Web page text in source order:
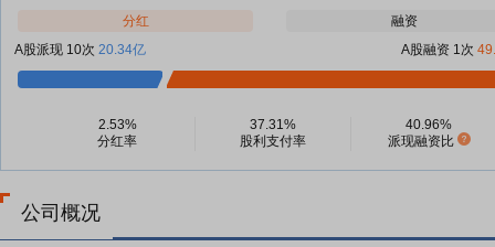
分红
融资
A股派现 10次 20.34亿 A股融资 1次
2.53%
分红率
37.31%
股利支付率
40.96%
派现融资比
公司概况